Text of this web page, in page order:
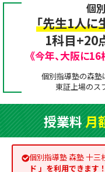
森塾を知る トッ
森塾の想い
成績アップをかな
森塾の授業料につ
子と親のお悩み別
数字でなるほど！
入塾について
入塾について ト
塾の選び方
入塾までの流れ
無料体験授業につ
森塾のお得なキャ
よくあるご質問
授業料
個
「先生1人に
1科目+20
《今年、大阪に
個別指導塾の森塾
東証上場のス
授業料月
個別指導塾 森塾 十三
ド 」を利用できます！